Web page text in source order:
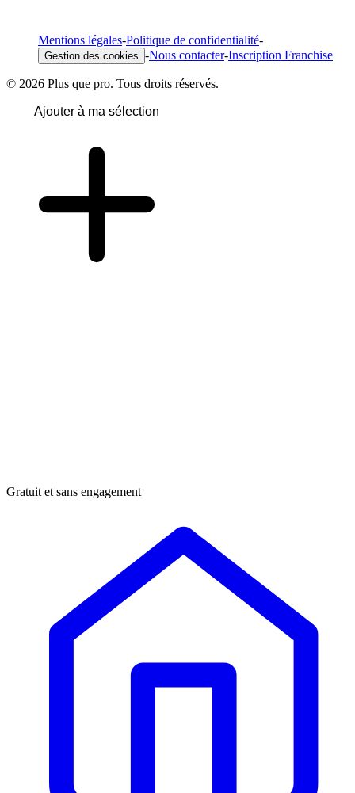
Mentions légales-Politique de confidentialité-
Gestion des cookies -Nous contacter-Inscription Franchise
© 2026 Plus que pro. Tous droits réservés.
Ajouter à ma sélection
Gratuit et sans engagement